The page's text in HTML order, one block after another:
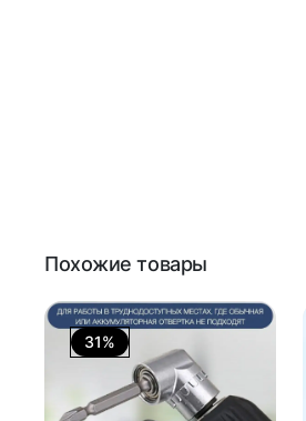
Похожие товары
31%